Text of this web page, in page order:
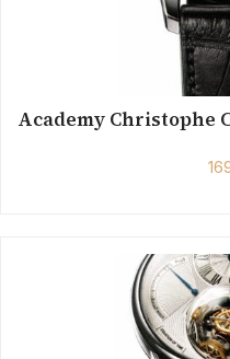
Academy Christophe